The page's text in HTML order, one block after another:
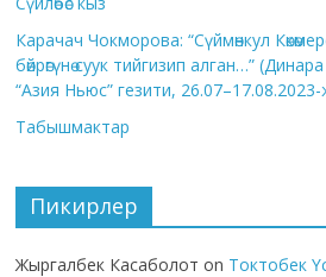
Карачач Чокморова: “Сүймөнкул
бөйрөгүнө суук тийгизип алган…”
“Азия Ньюс” гезити,
Табышмактар
Пикирлер
Жыргалбек Касаболот on Токтобек